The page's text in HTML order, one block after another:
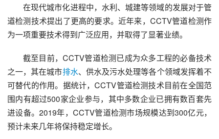
在现代城市化进程中，水利、城建等领域的发展对于管
道检测技术提出了更高的要求。近年来，CCTV管道检测作
为一项重要技术得到广泛应用，并取得了显著业绩。
截至目前，CCTV管道检测已成为众多工程的必备技术
之一，其在城市排水、供水及污水处理等各个领域发挥着不
可替代的作用。据统计，CCTV管道检测技术目前在全国范
围内有超过500家企业参与，其中多数企业已拥有数百套先
进设备。2019年，CCTV管道检测市场规模达到300亿元，
预计未来几年将保持稳定增长。